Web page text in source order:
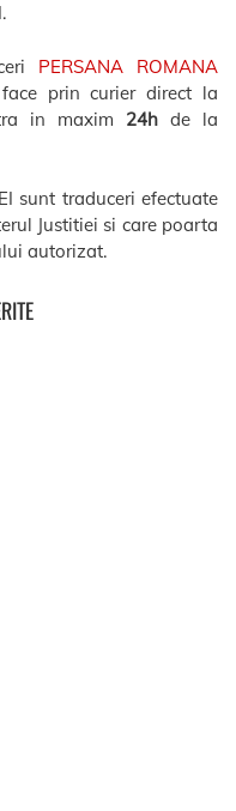
PERSANA ROMANA
prin curier direct la
in maxim 24h de la
sunt traduceri efectuate
Justitiei si care poarta
autorizat.